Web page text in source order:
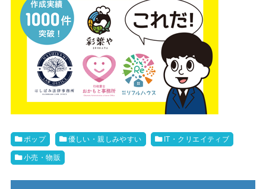
ポップ 優しい・親しみやすい IT・クリエイティブ
小売・物販